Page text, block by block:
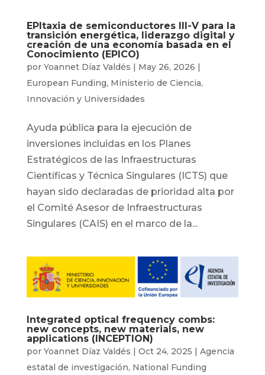
EPItaxia de semiconductores III-V para la
transición energética, liderazgo digital y
creación de una economía basada en el
Conocimiento (EPICO)
por Yoannet Díaz Valdés | May 26, 2026 |
European Funding, Ministerio de Ciencia,
Innovación y Universidades
Ayuda pública para la ejecución de
inversiones incluidas en los Planes
Estratégicos de las Infraestructuras
Científicas y Técnica Singulares (ICTS) que
hayan sido declaradas de prioridad alta por
el Comité Asesor de Infraestructuras
Singulares (CAIS) en el marco de la...
Integrated optical frequency combs:
new concepts, new materials, new
applications (INCEPTION)
por Yoannet Díaz Valdés Oct 24, 2025
Agencia
estatal de investigación, National Funding